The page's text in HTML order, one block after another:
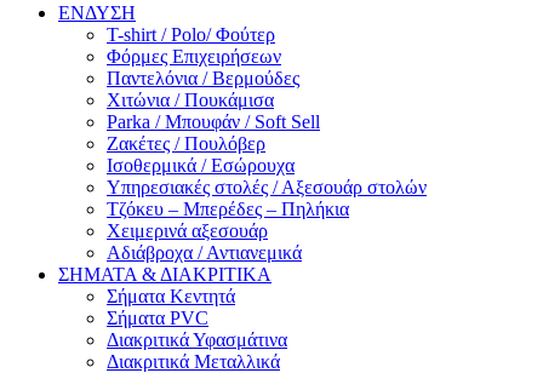
ΕΝΔΥΣΗ
T-shirt / Polo/ Φούτερ
Φόρμες Επιχειρήσεων
Παντελόνια / Βερμούδες
Χιτώνια / Πουκάμισα
Parka / Μπουφάν / Soft Sell
Ζακέτες / Πουλόβερ
Ισοθερμικά / Εσώρουχα
Υπηρεσιακές στολές / Αξεσουάρ στολών
Τζόκευ – Μπερέδες – Πηλήκια
Χειμερινά αξεσουάρ
Αδιάβροχα / Αντιανεμικά
ΣΗΜΑΤΑ & ΔΙΑΚΡΙΤΙΚΑ
Σήματα Κεντητά
Σήματα PVC
Διακριτικά Υφασμάτινα
Διακριτικά Μεταλλικά